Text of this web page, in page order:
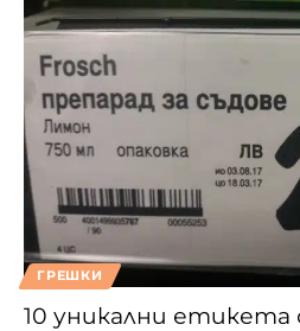
ГРЕШКИ
10 уникални етикета